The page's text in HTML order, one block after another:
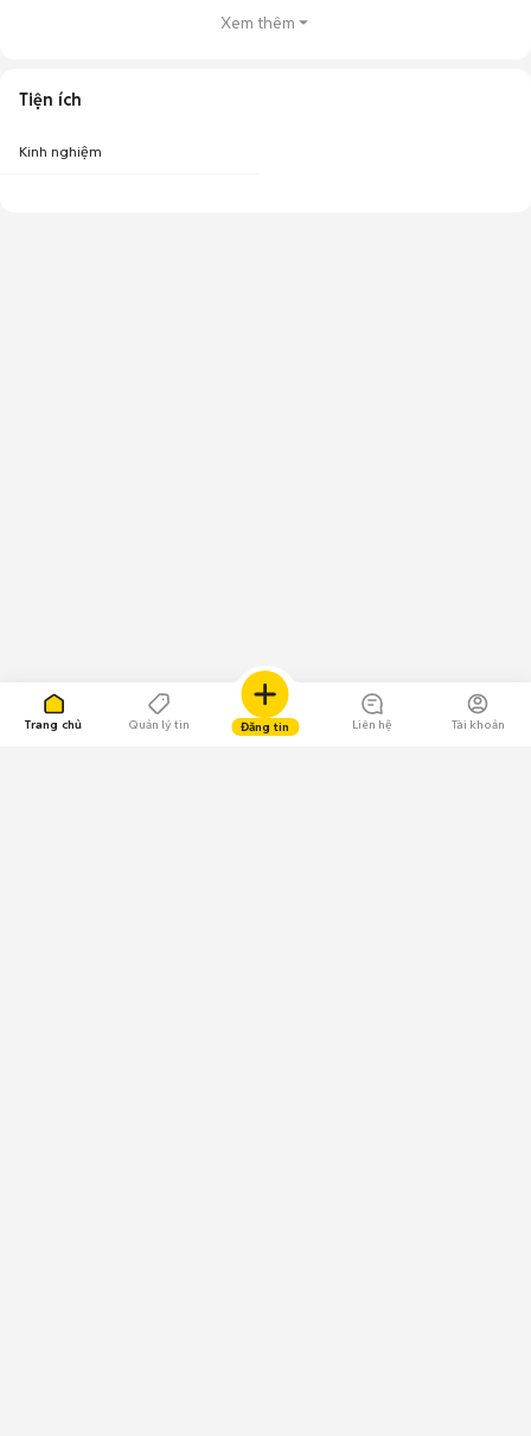
Trang chủ Quản lý tin Đăng tin Liên hệ Tài khoản
Xem thêm
Tiện ích
Kinh nghiệm